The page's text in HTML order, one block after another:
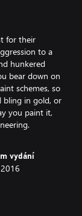
for their
to a
hunkered
bear down on
schemes, so
bling in gold, or
you paint it,
vydání